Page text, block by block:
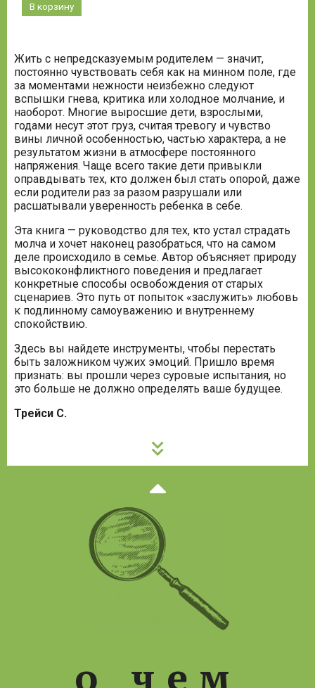
В корзину
Жить с непредсказуемым родителем — значит,
постоянно чувствовать себя как на минном поле, где
за моментами нежности неизбежно следуют
вспышки гнева, критика или холодное молчание, и
наоборот. Многие выросшие дети, взрослыми,
годами несут этот груз, считая тревогу и чувство
вины личной особенностью, частью характера, а не
результатом жизни в атмосфере постоянного
напряжения. Чаще всего такие дети привыкли
оправдывать тех, кто должен был стать опорой, даже
если родители раз за разом разрушали или
расшатывали уверенность ребенка в себе.
Эта книга — руководство для тех, кто устал страдать
молча и хочет наконец разобраться, что на самом
деле происходило в семье. Автор объясняет природу
высококонфликтного поведения и предлагает
конкретные способы освобождения от старых
сценариев. Это путь от попыток «заслужить» любовь
к подлинному самоуважению и внутреннему
спокойствию.
Здесь вы найдете инструменты, чтобы перестать
быть заложником чужих эмоций. Пришло время
признать: вы прошли через суровые испытания, но
это больше не должно определять ваше будущее.
Трейси С.
слайд
о чем